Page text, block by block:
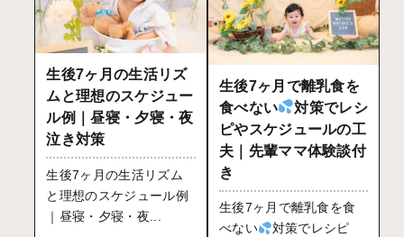
生後7ヶ月の生活リズ
ムと理想のスケジュー
ル例｜昼寝・夕寝・夜
泣き対策
生後7ヶ月の生活リズム
と理想のスケジュール例
｜昼寝・夕寝・夜...
生後7ヶ月で離乳食を
食べない
対策でレシ
ピやスケジュールの工
夫｜先輩ママ体験談付
き
生後7ヶ月で離乳食を食
べない
対策でレシピ